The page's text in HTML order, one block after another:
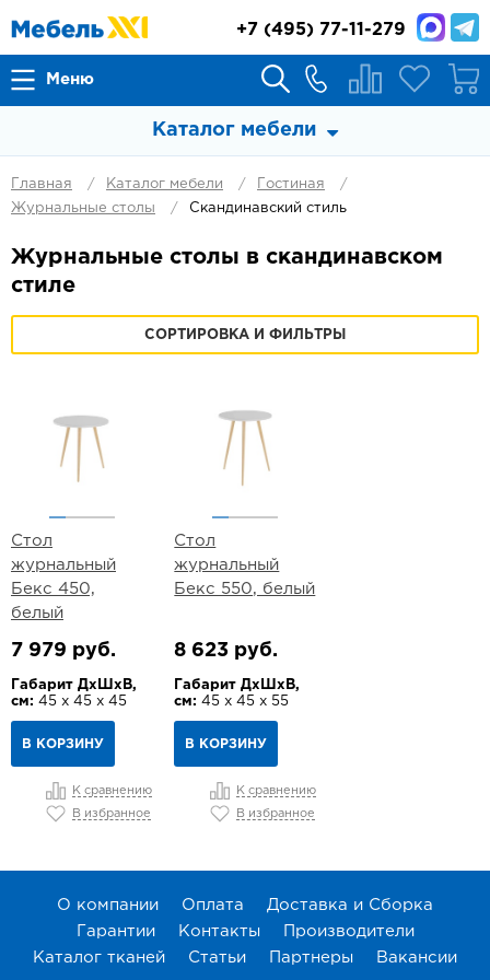
Меню
+7 (495) 77-11-279
Каталог мебели
Главная Каталог мебели
Гостиная
Журнальные столы
Скандинавский стиль
Журнальные столы в скандинавском
стиле
СОРТИРОВКА И ФИЛЬТРЫ
Стол
журнальный
Бекс 450,
белый
7 979 руб.
Габарит ДхШхВ,
см: 45 х 45 х 45
В КОРЗИНУ
К сравнению
В избранное
Стол
журнальный
Бекс 550, белый
8 623 руб.
Габарит ДхШхВ,
см: 45 х 45 х 55
В КОРЗИНУ
К сравнению
В избранное
О компании Оплата
Доставка и Сборка
Гарантии
Контакты
Производители
Каталог тканей
Статьи Партнеры Вакансии